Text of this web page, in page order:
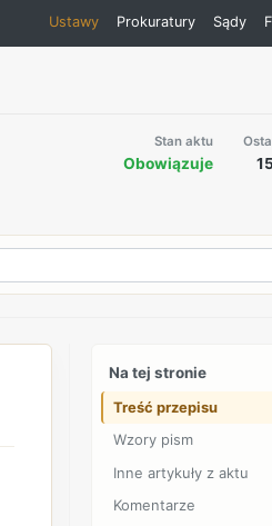
Ustawy Prokuratury Sądy
Stan aktu
Obowiązuje
Na tej stronie
Treść przepisu
Wzory pism
Inne artykuły z aktu
Komentarze